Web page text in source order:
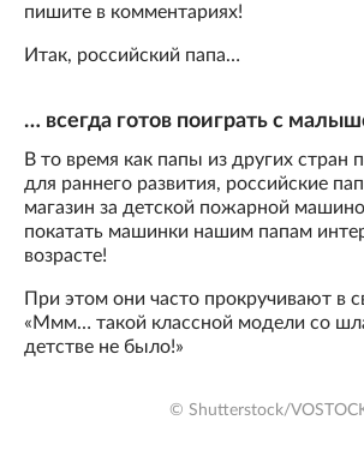
пишите в комментариях!
Итак, российский папа…
… всегда готов поиграть с
В то время как папы из других стран
для раннего развития, российские
магазин за детской пожарной
покатать машинки нашим папам
возрасте!
При этом они часто прокручивают в
«Ммм… такой классной модели со
детстве не было!»
© Shutterstock/